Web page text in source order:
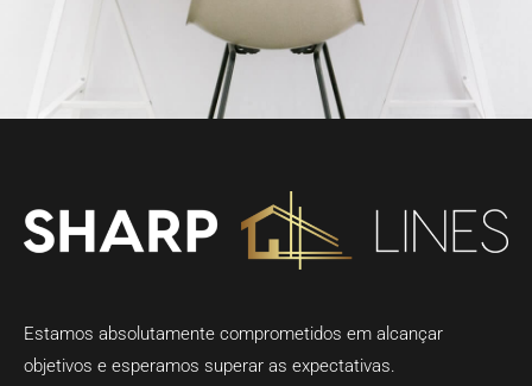
Estamos absolutamente comprometidos em alcançar
objetivos e esperamos superar as expectativas.